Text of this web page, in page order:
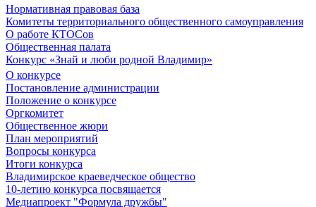
Нормативная правовая база
Комитеты территориального общественного самоуправления
О работе КТОСов
Общественная палата
Конкурс «Знай и люби родной Владимир»
О конкурсе
Постановление администрации
Положение о конкурсе
Оргкомитет
Общественное жюри
План мероприятий
Вопросы конкурса
Итоги конкурса
Владимирское краеведческое общество
10-летию конкурса посвящается
Медиапроект "Формула дружбы"